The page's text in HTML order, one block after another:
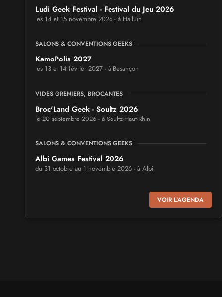
Ludi Geek Festival - Festival du Jeu 2026
les 14 et 15 novembre 2026 - à Halluin
SALONS & CONVENTIONS GEEKS
KamoPolis 2027
les 13 et 14 février 2027 - à Besançon
VIDES GRENIERS, BROCANTES
Broc'Land Geek - Soultz 2026
le 20 septembre 2026 - à Soultz-Haut-Rhin
SALONS & CONVENTIONS GEEKS
Albi Games Festival 2026
du 31 octobre au 1 novembre 2026 - à Albi
Virtual Calais - salon du jeu vidéo et des loisirs
numériques 2026
VOIR L'AGENDA